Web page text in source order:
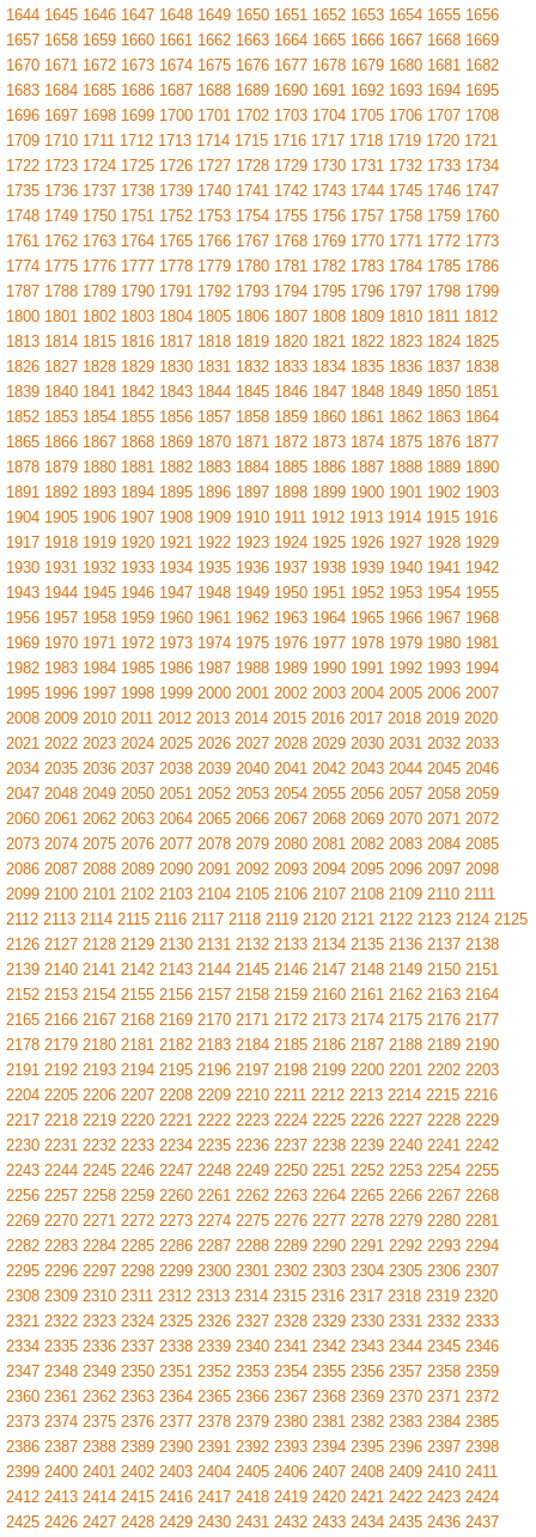
1644 1645 1646 1647 1648 1649 1650 1651 1652 1653 1654 1655 1656
1657 1658 1659 1660 1661 1662 1663 1664 1665 1666 1667 1668 1669
1670 1671 1672 1673 1674 1675 1676 1677 1678 1679 1680 1681 1682
1683 1684 1685 1686 1687 1688 1689 1690 1691 1692 1693 1694 1695
1696 1697 1698 1699 1700 1701 1702 1703 1704 1705 1706 1707 1708
1709 1710 1711 1712 1713 1714 1715 1716 1717 1718 1719 1720 1721
1722 1723 1724 1725 1726 1727 1728 1729 1730 1731 1732 1733 1734
1735 1736 1737 1738 1739 1740 1741 1742 1743 1744 1745 1746 1747
1748 1749 1750 1751 1752 1753 1754 1755 1756 1757 1758 1759 1760
1761 1762 1763 1764 1765 1766 1767 1768 1769 1770 1771 1772 1773
1774 1775 1776 1777 1778 1779 1780 1781 1782 1783 1784 1785 1786
1787 1788 1789 1790 1791 1792 1793 1794 1795 1796 1797 1798 1799
1800 1801 1802 1803 1804 1805 1806 1807 1808 1809 1810 1811 1812
1813 1814 1815 1816 1817 1818 1819 1820 1821 1822 1823 1824 1825
1826 1827 1828 1829 1830 1831 1832 1833 1834 1835 1836 1837 1838
1839 1840 1841 1842 1843 1844 1845 1846 1847 1848 1849 1850 1851
1852 1853 1854 1855 1856 1857 1858 1859 1860 1861 1862 1863 1864
1865 1866 1867 1868 1869 1870 1871 1872 1873 1874 1875 1876 1877
1878 1879 1880 1881 1882 1883 1884 1885 1886 1887 1888 1889 1890
1891 1892 1893 1894 1895 1896 1897 1898 1899 1900 1901 1902 1903
1904 1905 1906 1907 1908 1909 1910 1911 1912 1913 1914 1915 1916
1917 1918 1919 1920 1921 1922 1923 1924 1925 1926 1927 1928 1929
1930 1931 1932 1933 1934 1935 1936 1937 1938 1939 1940 1941 1942
1943 1944 1945 1946 1947 1948 1949 1950 1951 1952 1953 1954 1955
1956 1957 1958 1959 1960 1961 1962 1963 1964 1965 1966 1967 1968
1969 1970 1971 1972 1973 1974 1975 1976 1977 1978 1979 1980 1981
1982 1983 1984 1985 1986 1987 1988 1989 1990 1991 1992 1993 1994
1995 1996 1997 1998 1999 2000 2001 2002 2003 2004 2005 2006 2007
2008 2009 2010 2011 2012 2013 2014 2015 2016 2017 2018 2019 2020
2021 2022 2023 2024 2025 2026 2027 2028 2029 2030 2031 2032 2033
2034 2035 2036 2037 2038 2039 2040 2041 2042 2043 2044 2045 2046
2047 2048 2049 2050 2051 2052 2053 2054 2055 2056 2057 2058 2059
2060 2061 2062 2063 2064 2065 2066 2067 2068 2069 2070 2071 2072
2073 2074 2075 2076 2077 2078 2079 2080 2081 2082 2083 2084 2085
2086 2087 2088 2089 2090 2091 2092 2093 2094 2095 2096 2097 2098
2099 2100 2101 2102 2103 2104 2105 2106 2107 2108 2109 2110 2111
2112 2113 2114 2115 2116 2117 2118 2119 2120 2121 2122 2123 2124 2125
2126 2127 2128 2129 2130 2131 2132 2133 2134 2135 2136 2137 2138
2139 2140 2141 2142 2143 2144 2145 2146 2147 2148 2149 2150 2151
2152 2153 2154 2155 2156 2157 2158 2159 2160 2161 2162 2163 2164
2165 2166 2167 2168 2169 2170 2171 2172 2173 2174 2175 2176 2177
2178 2179 2180 2181 2182 2183 2184 2185 2186 2187 2188 2189 2190
2191 2192 2193 2194 2195 2196 2197 2198 2199 2200 2201 2202 2203
2204 2205 2206 2207 2208 2209 2210 2211 2212 2213 2214 2215 2216
2217 2218 2219 2220 2221 2222 2223 2224 2225 2226 2227 2228 2229
2230 2231 2232 2233 2234 2235 2236 2237 2238 2239 2240 2241 2242
2243 2244 2245 2246 2247 2248 2249 2250 2251 2252 2253 2254 2255
2256 2257 2258 2259 2260 2261 2262 2263 2264 2265 2266 2267 2268
2269 2270 2271 2272 2273 2274 2275 2276 2277 2278 2279 2280 2281
2282 2283 2284 2285 2286 2287 2288 2289 2290 2291 2292 2293 2294
2295 2296 2297 2298 2299 2300 2301 2302 2303 2304 2305 2306 2307
2308 2309 2310 2311 2312 2313 2314 2315 2316 2317 2318 2319 2320
2321 2322 2323 2324 2325 2326 2327 2328 2329 2330 2331 2332 2333
2334 2335 2336 2337 2338 2339 2340 2341 2342 2343 2344 2345 2346
2347 2348 2349 2350 2351 2352 2353 2354 2355 2356 2357 2358 2359
2360 2361 2362 2363 2364 2365 2366 2367 2368 2369 2370 2371 2372
2373 2374 2375 2376 2377 2378 2379 2380 2381 2382 2383 2384 2385
2386 2387 2388 2389 2390 2391 2392 2393 2394 2395 2396 2397 2398
2399 2400 2401 2402 2403 2404 2405 2406 2407 2408 2409 2410 2411
2412 2413 2414 2415 2416 2417 2418 2419 2420 2421 2422 2423 2424
2425 2426 2427 2428 2429 2430 2431 2432 2433 2434 2435 2436 2437